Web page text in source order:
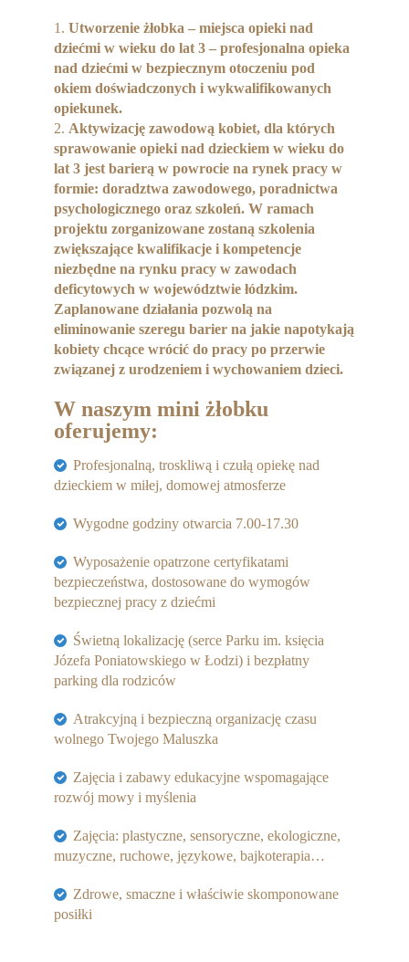
Utworzenie żłobka – miejsca opieki nad
dziećmi w wieku do lat 3 – profesjonalna opieka
nad dziećmi w bezpiecznym otoczeniu pod
okiem doświadczonych i wykwalifikowanych
opiekunek.
Aktywizację zawodową kobiet, dla których
sprawowanie opieki nad dzieckiem w wieku do
lat 3 jest barierą w powrocie na rynek pracy w
formie: doradztwa zawodowego, poradnictwa
psychologicznego oraz szkoleń. W ramach
projektu zorganizowane zostaną szkolenia
zwiększające kwalifikacje i kompetencje
niezbędne na rynku pracy w zawodach
deficytowych w województwie łódzkim.
Zaplanowane działania pozwolą na
eliminowanie szeregu barier na jakie napotykają
kobiety chcące wrócić do pracy po przerwie
związanej z urodzeniem i wychowaniem dzieci.
W naszym mini żłobku
oferujemy:
Profesjonalną, troskliwą i czułą opiekę nad
dzieckiem w miłej, domowej atmosferze
Wygodne godziny otwarcia 7.00-17.30
Wyposażenie opatrzone certyfikatami
bezpieczeństwa, dostosowane do wymogów
bezpiecznej pracy z dziećmi
Świetną lokalizację (serce Parku im. księcia
Józefa Poniatowskiego w Łodzi) i bezpłatny
parking dla rodziców
Atrakcyjną i bezpieczną organizację czasu
wolnego Twojego Maluszka
Zajęcia i zabawy edukacyjne wspomagające
rozwój mowy i myślenia
Zajęcia: plastyczne, sensoryczne, ekologiczne,
muzyczne, ruchowe, językowe, bajkoterapia…
Zdrowe, smaczne i właściwie skomponowane
posiłki